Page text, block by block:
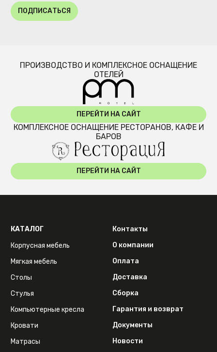
ПОДПИСАТЬСЯ
ПРОИЗВОДСТВО И КОМПЛЕКСНОЕ ОСНАЩЕНИЕ
ОТЕЛЕЙ
ПЕРЕЙТИ НА САЙТ
КОМПЛЕКСНОЕ ОСНАЩЕНИЕ РЕСТОРАНОВ, КАФЕ И
БАРОВ
ПЕРЕЙТИ НА САЙТ
КАТАЛОГ
Корпусная мебель
Мягкая мебель
Столы
Стулья
Компьютерные кресла
Кровати
Матрасы
Контакты
О компании
Оплата
Доставка
Сборка
Гарантия и возврат
Документы
Новости